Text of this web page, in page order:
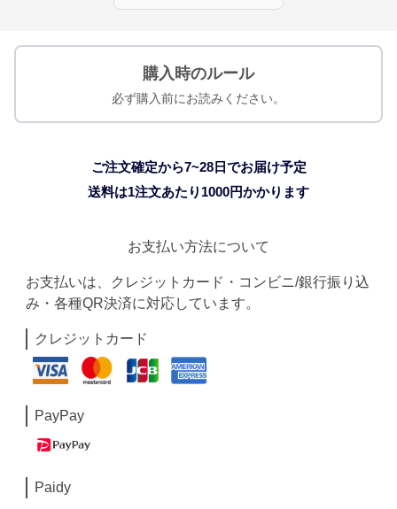
購入時のルール
必ず購入前にお読みください。
ご注文確定から7~28日でお届け予定
送料は1注文あたり 1000円かかります
お支払い方法について
お支払いは、クレジットカード・コンビニ/銀行振り込
み・各種QR決済に対応しています。
クレジットカード
PayPay
Paidy